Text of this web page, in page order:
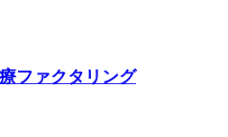
ファクタリング